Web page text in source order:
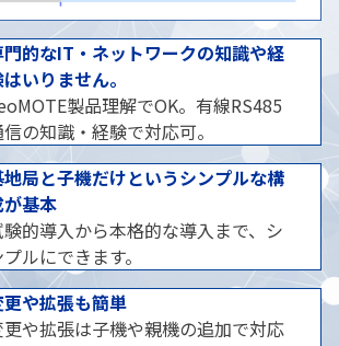
的なIT・ネットワークの知識や経
いりません。
製品理解でOK。有線RS485
の知識・経験で対応可。
局と子機だけというシンプルな構
基本
的導入から本格的な導入まで、シ
プルにできます。
や拡張も簡単
や拡張は子機や親機の追加で対応